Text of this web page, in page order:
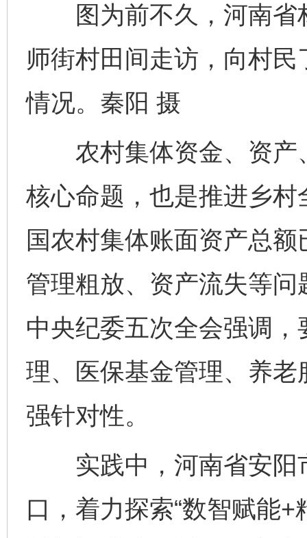
图为前不久，河南省
师街村田间走访，向村
情况。秦阳 摄
农村集体资金、资产
核心命题，也是推进乡
国农村集体账面资产总
管理粗放、资产流失等
中央纪委五次全会强调，
理、医保基金管理、养
强针对性。
实践中，河南省安阳
口，着力探索“数智赋能